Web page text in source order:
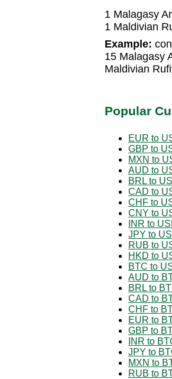
1 Malagasy
1 Maldivian
Example:
15 Malagasy
Maldivian
Popular
EUR to
GBP to
MXN to
AUD to
BRL to
CAD to
CHF to
CNY to
INR to
JPY to
RUB to
HKD to
BTC to
AUD to
BRL to
CAD to
CHF to
EUR to
GBP to
INR to
JPY to
MXN to
RUB to